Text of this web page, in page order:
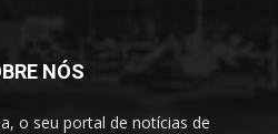
NÓS
o seu portal de notícias de